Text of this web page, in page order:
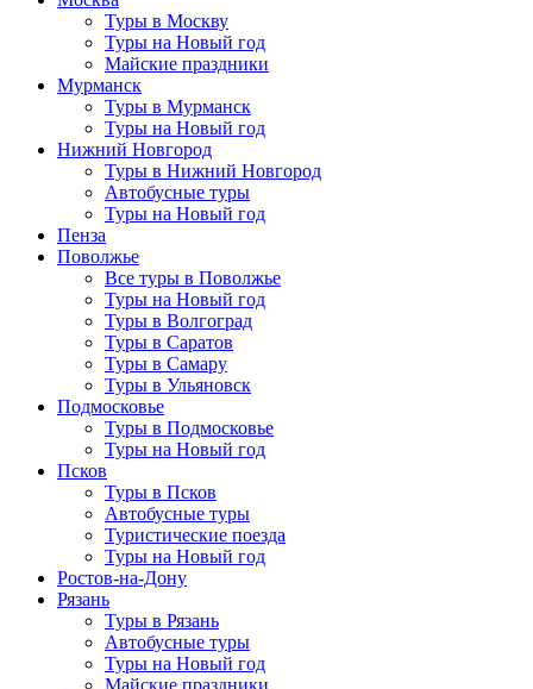
Туры в Москву
Туры на Новый год
Майские праздники
Мурманск
Туры в Мурманск
Туры на Новый год
Нижний Новгород
Туры в Нижний Новгород
Автобусные туры
Туры на Новый год
Пенза
Поволжье
Все туры в Поволжье
Туры на Новый год
Туры в Волгоград
Туры в Саратов
Туры в Самару
Туры в Ульяновск
Подмосковье
Туры в Подмосковье
Туры на Новый год
Псков
Туры в Псков
Автобусные туры
Туристические поезда
Туры на Новый год
Ростов-на-Дону
Рязань
Туры в Рязань
Автобусные туры
Туры на Новый год
Майские праздники